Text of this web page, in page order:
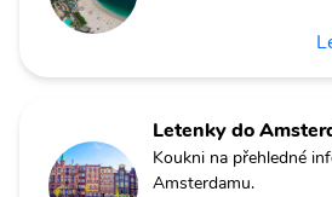
Letenky do
Koukni na přehledné
Amsterdamu.